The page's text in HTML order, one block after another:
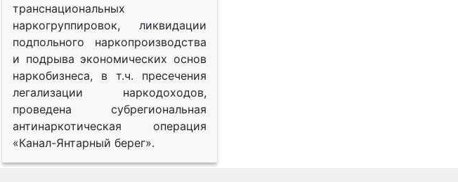
транснациональных
наркогруппировок, ликвидации
подпольного наркопроизводства
и подрыва экономических основ
наркобизнеса, в т.ч. пресечения
легализации наркодоходов,
проведена субрегиональная
антинаркотическая операция
«Канал-Янтарный берег».